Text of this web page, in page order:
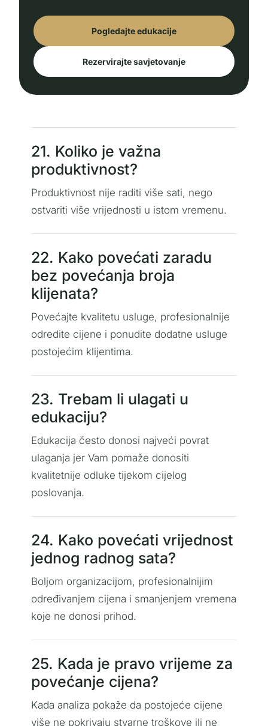
Pogledajte edukacije
Rezervirajte savjetovanje
21. Koliko je važna
produktivnost?
Produktivnost nije raditi više sati, nego
ostvariti više vrijednosti u istom vremenu.
22. Kako povećati zaradu
bez povećanja broja
klijenata?
Povećajte kvalitetu usluge, profesionalnije
odredite cijene i ponudite dodatne usluge
postojećim klijentima.
23. Trebam li ulagati u
edukaciju?
Edukacija često donosi najveći povrat
ulaganja jer Vam pomaže donositi
kvalitetnije odluke tijekom cijelog
poslovanja.
24. Kako povećati vrijednost
jednog radnog sata?
Boljom organizacijom, profesionalnijim
određivanjem cijena i smanjenjem vremena
koje ne donosi prihod.
25. Kada je pravo vrijeme za
povećanje cijena?
Kada analiza pokaže da postojeće cijene
više ne pokrivaju stvarne troškove ili ne